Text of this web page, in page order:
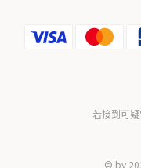
若接到可
© by